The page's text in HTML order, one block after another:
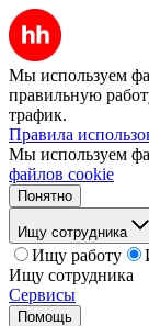
Мы используем
правильную
трафик.
Правила
Мы используем
файлов cookie
Понятно
Ищу сотрудника
Ищу работу
Ищу сотрудника
Сервисы
Помощь